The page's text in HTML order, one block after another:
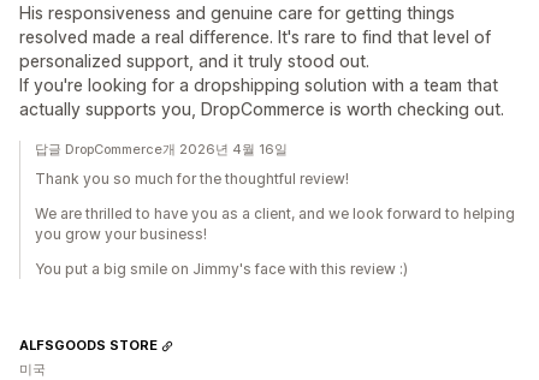
His responsiveness and genuine care for getting things
resolved made a real difference. It's rare to find that level of
personalized support, and it truly stood out.
If you're looking for a dropshipping solution with a team that
actually supports you, DropCommerce is worth checking out.
답글 DropCommerce개 2026년 4월 16일
Thank you so much for the thoughtful review!
We are thrilled to have you as a client, and we look forward to helping
you grow your business!
You put a big smile on Jimmy's face with this review :)
ALFSGOODS STORE
미국